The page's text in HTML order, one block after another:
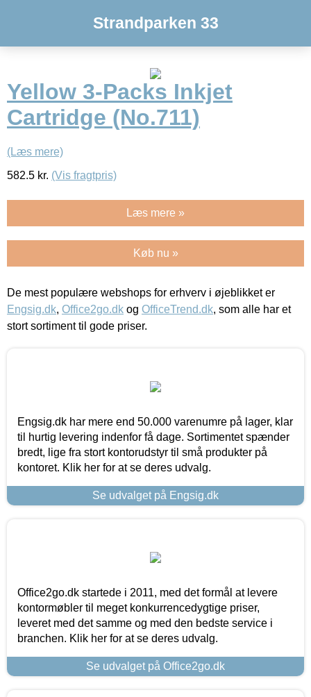
Strandparken 33
Yellow 3-Packs Inkjet
Cartridge (No.711)
(Læs mere)
582.5 kr. (Vis fragtpris)
Læs mere »
Køb nu »
De mest populære webshops for erhverv i øjeblikket er
Engsig.dk, Office2go.dk og OfficeTrend.dk, som alle har et
stort sortiment til gode priser.
Engsig.dk har mere end 50.000 varenumre på lager, klar
til hurtig levering indenfor få dage. Sortimentet spænder
bredt, lige fra stort kontorudstyr til små produkter på
kontoret. Klik her for at se deres udvalg.
Se udvalget på Engsig.dk
Office2go.dk startede i 2011, med det formål at levere
kontormøbler til meget konkurrencedygtige priser,
leveret med det samme og med den bedste service i
branchen. Klik her for at se deres udvalg.
Se udvalget på Office2go.dk